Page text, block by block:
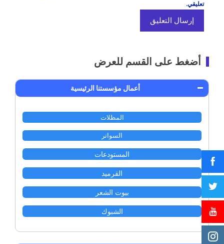
تعليقي.
أضغط على القسم للعرض
أعمال مؤسستنا الرئيسية
المظلات
السواتر
المستودعات
القرميد
بيوت الشعر
الشبوك